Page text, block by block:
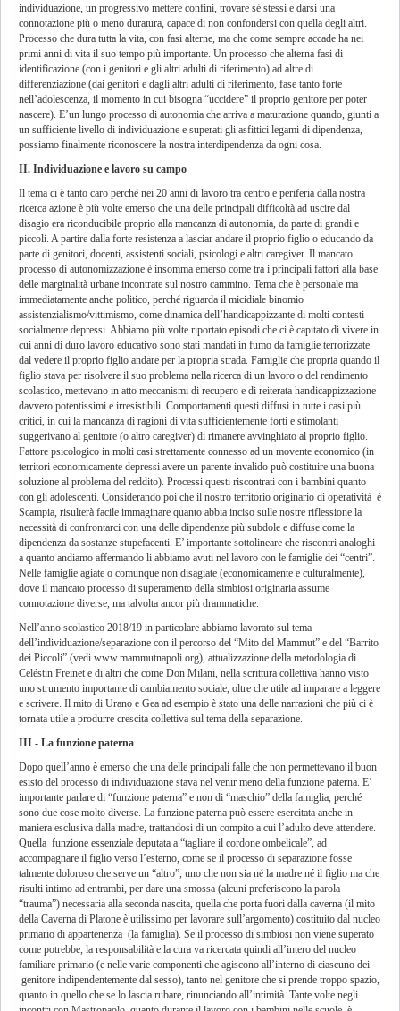
individuazione, un progressivo mettere confini, trovare sé stessi e darsi una
connotazione più o meno duratura, capace di non confondersi con quella degli altri.
Processo che dura tutta la vita, con fasi alterne, ma che come sempre accade ha nei
primi anni di vita il suo tempo più importante. Un processo che alterna fasi di
identificazione (con i genitori e gli altri adulti di riferimento) ad altre di
differenziazione (dai genitori e dagli altri adulti di riferimento, fase tanto forte
nell’adolescenza, il momento in cui bisogna “uccidere” il proprio genitore per poter
nascere). E’un lungo processo di autonomia che arriva a maturazione quando, giunti a
un sufficiente livello di individuazione e superati gli asfittici legami di dipendenza,
possiamo finalmente riconoscere la nostra interdipendenza da ogni cosa.
II. Individuazione e lavoro su campo
Il tema ci è tanto caro perché nei 20 anni di lavoro tra centro e periferia dalla nostra
ricerca azione è più volte emerso che una delle principali difficoltà ad uscire dal
disagio era riconducibile proprio alla mancanza di autonomia, da parte di grandi e
piccoli. A partire dalla forte resistenza a lasciar andare il proprio figlio o educando da
parte di genitori, docenti, assistenti sociali, psicologi e altri caregiver. Il mancato
processo di autonomizzazione è insomma emerso come tra i principali fattori alla base
delle marginalità urbane incontrate sul nostro cammino. Tema che è personale ma
immediatamente anche politico, perché riguarda il micidiale binomio
assistenzialismo/vittimismo, come dinamica dell’handicappizzante di molti contesti
socialmente depressi. Abbiamo più volte riportato episodi che ci è capitato di vivere in
cui anni di duro lavoro educativo sono stati mandati in fumo da famiglie terrorizzate
dal vedere il proprio figlio andare per la propria strada. Famiglie che propria quando il
figlio stava per risolvere il suo problema nella ricerca di un lavoro o del rendimento
scolastico, mettevano in atto meccanismi di recupero e di reiterata handicappizzazione
davvero potentissimi e irresistibili. Comportamenti questi diffusi in tutte i casi più
critici, in cui la mancanza di ragioni di vita sufficientemente forti e stimolanti
suggerivano al genitore (o altro caregiver) di rimanere avvinghiato al proprio figlio.
Fattore psicologico in molti casi strettamente connesso ad un movente economico (in
territori economicamente depressi avere un parente invalido può costituire una buona
soluzione al problema del reddito). Processi questi riscontrati con i bambini quanto
con gli adolescenti. Considerando poi che il nostro territorio originario di operatività è
Scampia, risulterà facile immaginare quanto abbia inciso sulle nostre riflessione la
necessità di confrontarci con una delle dipendenze più subdole e diffuse come la
dipendenza da sostanze stupefacenti. E’ importante sottolineare che riscontri analoghi
a quanto andiamo affermando li abbiamo avuti nel lavoro con le famiglie dei “centri”.
Nelle famiglie agiate o comunque non disagiate (economicamente e culturalmente),
dove il mancato processo di superamento della simbiosi originaria assume
connotazione diverse, ma talvolta ancor più drammatiche.
Nell’anno scolastico 2018/19 in particolare abbiamo lavorato sul tema
dell’individuazione/separazione con il percorso del “Mito del Mammut” e del “Barrito
dei Piccoli” (vedi www.mammutnapoli.org), attualizzazione della metodologia di
Celéstin Freinet e di altri che come Don Milani, nella scrittura collettiva hanno visto
uno strumento importante di cambiamento sociale, oltre che utile ad imparare a leggere
e scrivere. Il mito di Urano e Gea ad esempio è stato una delle narrazioni che più ci è
tornata utile a produrre crescita collettiva sul tema della separazione.
III - La funzione paterna
Dopo quell’anno è emerso che una delle principali falle che non permettevano il buon
esisto del processo di individuazione stava nel venir meno della funzione paterna. E’
importante parlare di “funzione paterna” e non di “maschio” della famiglia, perché
sono due cose molto diverse. La funzione paterna può essere esercitata anche in
maniera esclusiva dalla madre, trattandosi di un compito a cui l’adulto deve attendere.
Quella funzione essenziale deputata a “tagliare il cordone ombelicale”, ad
accompagnare il figlio verso l’esterno, come se il processo di separazione fosse
talmente doloroso che serve un “altro”, uno che non sia né la madre né il figlio ma che
risulti intimo ad entrambi, per dare una smossa (alcuni preferiscono la parola
“trauma”) necessaria alla seconda nascita, quella che porta fuori dalla caverna (il mito
della Caverna di Platone è utilissimo per lavorare sull’argomento) costituito dal nucleo
primario di appartenenza (la famiglia). Se il processo di simbiosi non viene superato
come potrebbe, la responsabilità e la cura va ricercata quindi all’intero del nucleo
familiare primario (e nelle varie componenti che agiscono all’interno di ciascuno dei
genitore indipendentemente dal sesso), tanto nel genitore che si prende troppo spazio,
quanto in quello che se lo lascia rubare, rinunciando all’intimità. Tante volte negli